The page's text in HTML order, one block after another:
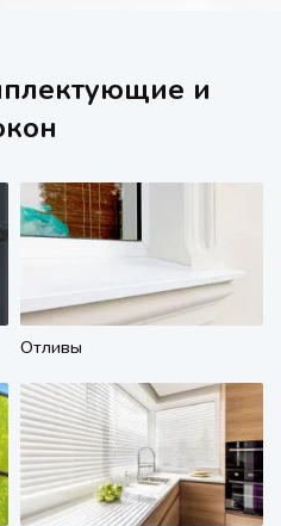
и
Отливы